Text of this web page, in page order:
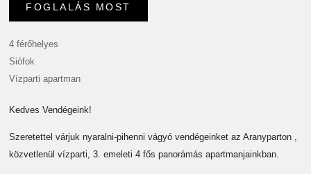
4 férőhelyes
Siófok
Vízparti apartman
Kedves Vendégeink!
Szeretettel várjuk nyaralni-pihenni vágyó vendégeinket az Aranyparton ,
közvetlenül vízparti, 3. emeleti 4 fős panorámás apartmanjainkban.